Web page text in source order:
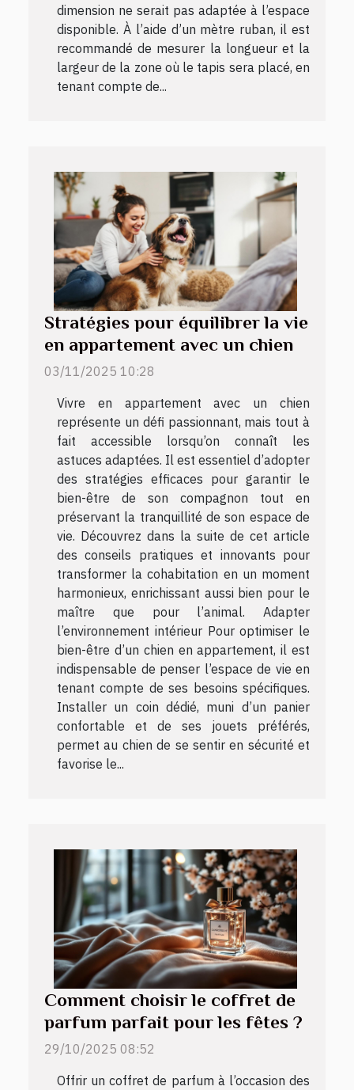
dimension ne serait pas adaptée à l’espace
disponible. À l’aide d’un mètre ruban, il est
recommandé de mesurer la longueur et la
largeur de la zone où le tapis sera placé, en
tenant compte de...
Stratégies pour équilibrer la vie
en appartement avec un chien
03/11/2025 10:28
Vivre en appartement avec un chien
représente un défi passionnant, mais tout à
fait accessible lorsqu’on connaît les
astuces adaptées. Il est essentiel d’adopter
des stratégies efficaces pour garantir le
bien-être de son compagnon tout en
préservant la tranquillité de son espace de
vie. Découvrez dans la suite de cet article
des conseils pratiques et innovants pour
transformer la cohabitation en un moment
harmonieux, enrichissant aussi bien pour le
maître que pour l’animal. Adapter
l’environnement intérieur Pour optimiser le
bien-être d’un chien en appartement, il est
indispensable de penser l’espace de vie en
tenant compte de ses besoins spécifiques.
Installer un coin dédié, muni d’un panier
confortable et de ses jouets préférés,
permet au chien de se sentir en sécurité et
favorise le...
Comment choisir le coffret de
parfum parfait pour les fêtes ?
29/10/2025 08:52
Offrir un coffret de parfum à l’occasion des